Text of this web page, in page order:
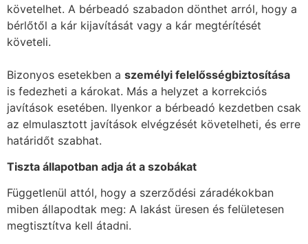
követelhet. A bérbeadó szabadon dönthet arról, hogy a
bérlőtől a kár kijavítását vagy a kár megtérítését
követeli.
Bizonyos esetekben a személyi felelősségbiztosítása
is fedezheti a károkat. Más a helyzet a korrekciós
javítások esetében. Ilyenkor a bérbeadó kezdetben csak
az elmulasztott javítások elvégzését követelheti, és erre
határidőt szabhat.
Tiszta állapotban adja át a szobákat
Függetlenül attól, hogy a szerződési záradékokban
miben állapodtak meg: A lakást üresen és felületesen
megtisztítva kell átadni.